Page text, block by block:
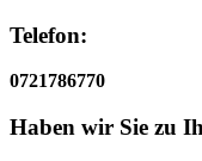
Telefon:
0721786770
Haben wir Sie zu